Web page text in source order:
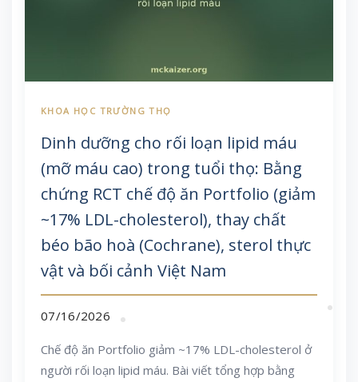
Dinh dưỡng cho rối loạn lipid máu
(mỡ máu cao) trong tuổi thọ: Bằng
chứng RCT chế độ ăn Portfolio (giảm
~17% LDL-cholesterol), thay chất
béo bão hoà (Cochrane), sterol thực
vật và bối cảnh Việt Nam
07/16/2026
Chế độ ăn Portfolio giảm ~17% LDL-cholesterol ở
người rối loạn lipid máu. Bài viết tổng hợp bằng